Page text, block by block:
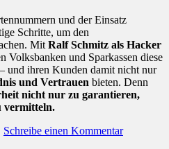
und der Einsatz
Schritte, um den
Mit Ralf Schmitz als Hacker
Volksbanken und Sparkassen diese
und ihren Kunden damit nicht nur
und Vertrauen bieten. Denn
nicht nur zu garantieren,
vermitteln.
Schreibe einen Kommentar